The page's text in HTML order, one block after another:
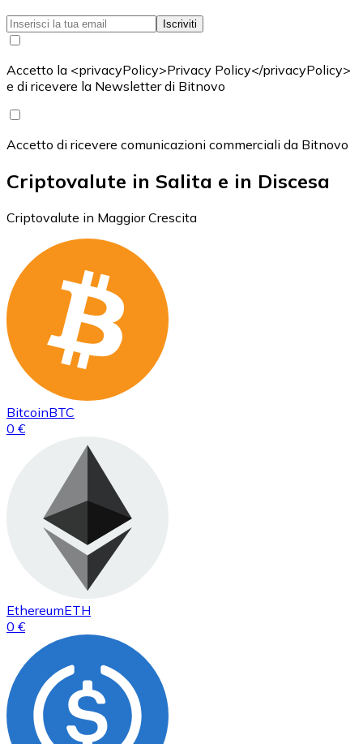
Iscriviti
Accetto la <privacyPolicy>Privacy Policy</privacyPolicy>
e di ricevere la Newsletter di Bitnovo
Accetto di ricevere comunicazioni commerciali da Bitnovo
Criptovalute in Salita e in Discesa
Criptovalute in Maggior Crescita
BitcoinBTC
0 €
EthereumETH
0 €